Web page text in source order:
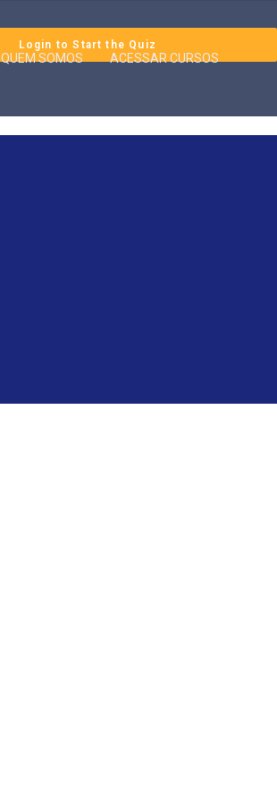
QUEM SOMOS ACESSAR CURSOS
Login to Start the Quiz